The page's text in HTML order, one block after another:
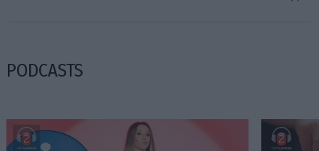
PODCASTS